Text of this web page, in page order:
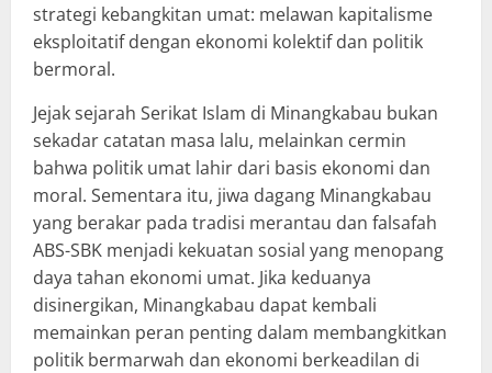
strategi kebangkitan umat: melawan kapitalisme
eksploitatif dengan ekonomi kolektif dan politik
bermoral.
Jejak sejarah Serikat Islam di Minangkabau bukan
sekadar catatan masa lalu, melainkan cermin
bahwa politik umat lahir dari basis ekonomi dan
moral. Sementara itu, jiwa dagang Minangkabau
yang berakar pada tradisi merantau dan falsafah
ABS-SBK menjadi kekuatan sosial yang menopang
daya tahan ekonomi umat. Jika keduanya
disinergikan, Minangkabau dapat kembali
memainkan peran penting dalam membangkitkan
politik bermarwah dan ekonomi berkeadilan di